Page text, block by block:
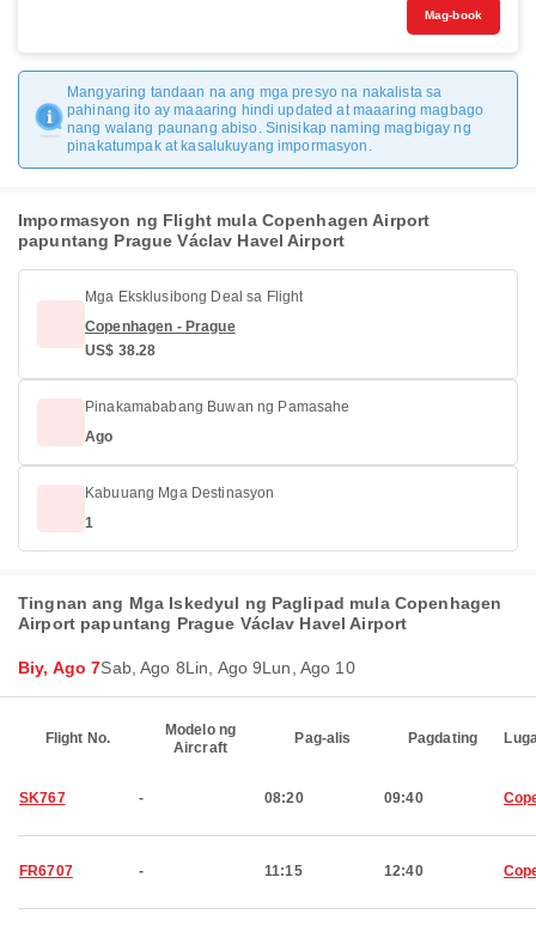
Mag-book
Mangyaring tandaan na ang mga presyo na nakalista sa
pahinang ito ay maaaring hindi updated at maaaring magbago
nang walang paunang abiso. Sinisikap naming magbigay ng
pinakatumpak at kasalukuyang impormasyon.
Impormasyon ng Flight mula Copenhagen Airport
papuntang Prague Václav Havel Airport
Mga Eksklusibong Deal sa Flight
Copenhagen - Prague
US$ 38.28
Pinakamababang Buwan ng Pamasahe
Ago
Kabuuang Mga Destinasyon
1
Tingnan ang Mga Iskedyul ng Paglipad mula Copenhagen
Airport papuntang Prague Václav Havel Airport
Biy, Ago 7Sab, Ago 8Lin, Ago 9Lun, Ago 10
Flight No.
Modelo ng
Aircraft
Pag-alis Pagdating
SK767 - 08:20 09:40
FR6707 - 11:15 12:40